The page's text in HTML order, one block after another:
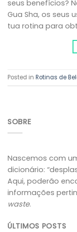
seus benefícios?
Gua Sha, os seus
tua rotina para
Posted in Rotinas de
SOBRE
Nascemos com
dicionário:
Aqui, poderão
informações
waste.
ÚLTIMOS POSTS